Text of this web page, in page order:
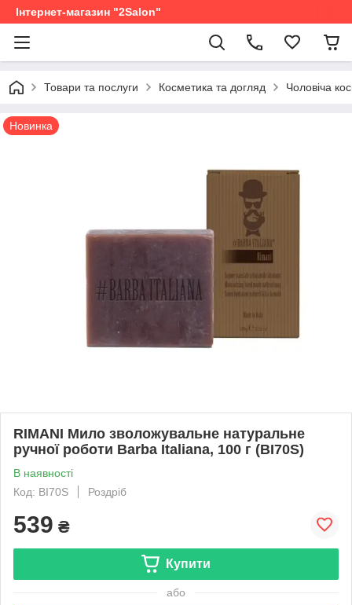
Інтернет-магазин "2Salon"
Товари та послуги Косметика та догляд Чоловіча
Новинка
RIMANI Мило зволожувальне натуральне
ручної роботи Barba Italiana, 100 г (BI70S)
В наявності
Код: BI70S
Роздріб
539 ₴
Купити
або